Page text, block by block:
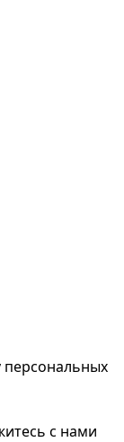
персональных
с нами